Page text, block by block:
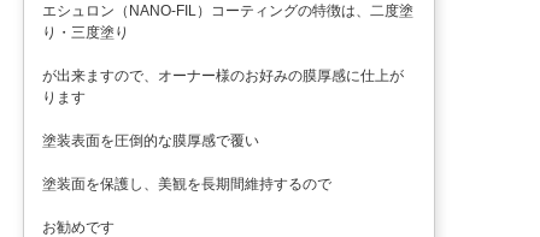
エシュロン（NANO-FIL）コーティングの特徴は、二度塗
り・三度塗り
が出来ますので、オーナー様のお好みの膜厚感に仕上が
ります
塗装表面を圧倒的な膜厚感で覆い
塗装面を保護し、美観を長期間維持するので
お勧めです